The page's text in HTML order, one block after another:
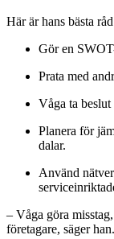
Här är hans bästa
Gör en
Prata med
Våga ta
Planera för
dalar.
Använd
– Våga göra
företagare, säger han.